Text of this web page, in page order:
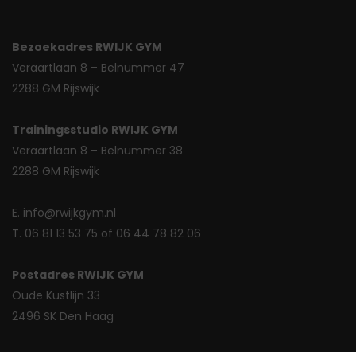
Bezoekadres RWIJK GYM
Veraartlaan 8 – Belnummer 47
2288 GM Rijswijk
Trainingsstudio RWIJK GYM
Veraartlaan 8 – Belnummer 38
2288 GM Rijswijk
E. info@rwijkgym.nl
T. 06 81 13 53 75 of 06 44 78 82 06
Postadres RWIJK GYM
Oude Kustlijn 33
2496 SK Den Haag